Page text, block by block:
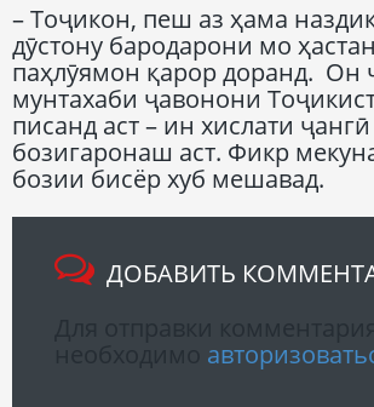
– Тоҷикон, пеш аз ҳама
дӯстону бародарони мо
паҳлӯямон қарор доранд. Он
мунтахаби ҷавонони
писанд аст – ин хислати
бозигаронаш аст. Фикр
бозии бисёр хуб мешавад.
ДОБАВИТЬ